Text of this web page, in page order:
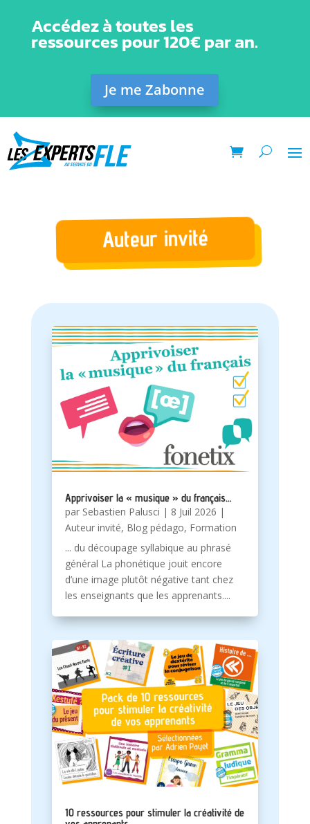
Accédez à toutes les
ressources pour 120€ par an.
Je me Zabonne
Auteur invité
Apprivoiser la « musique » du français…
par Sebastien Palusci | 8 Juil 2026 |
Auteur invité, Blog pédago, Formation
... du découpage syllabique au phrasé
général La phonétique jouit encore
d’une image plutôt négative tant chez
les enseignants que les apprenants....
10 ressources pour stimuler la créativité de